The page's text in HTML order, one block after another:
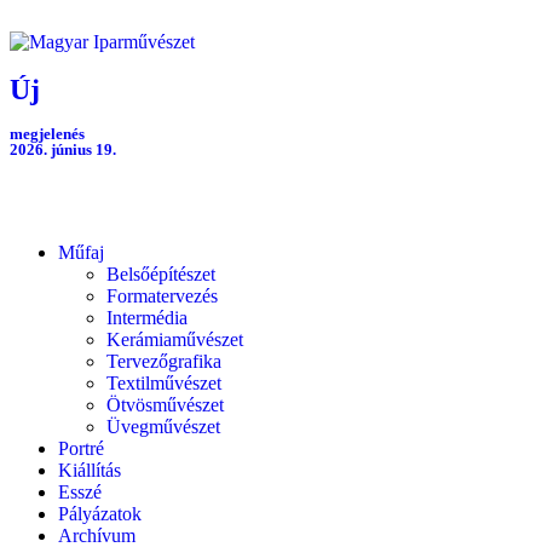
Új
megjelenés
2026. június 19.
Műfaj
Belsőépítészet
Formatervezés
Intermédia
Kerámiaművészet
Tervezőgrafika
Textilművészet
Ötvösművészet
Üvegművészet
Portré
Kiállítás
Esszé
Pályázatok
Archívum